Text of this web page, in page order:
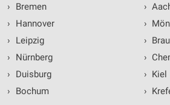
›
Bremen
›
Hannover
›
Leipzig
›
Nürnberg
›
Duisburg
›
Bochum
›
›
›
›
› Kiel
›